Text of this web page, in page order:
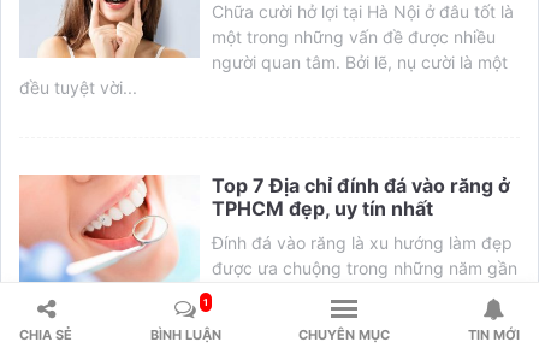
Chữa cười hở lợi tại Hà Nội ở đâu tốt là
một trong những vấn đề được nhiều
người quan tâm. Bởi lẽ, nụ cười là một
đều tuyệt vời...
Top 7 Địa chỉ đính đá vào răng ở
TPHCM đẹp, uy tín nhất
Đính đá vào răng là xu hướng làm đẹp
được ưa chuộng trong những năm gần
đây. Tuy nhiên đã có không ít trường
hợp bị tổn thương men răng,...
CHIA SẺ
1
BÌNH LUẬN CHUYÊN MỤC TIN MỚI